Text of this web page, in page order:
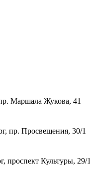
Маршала Жукова, 41
пр. Просвещения, 30/1
проспект Культуры, 29/1